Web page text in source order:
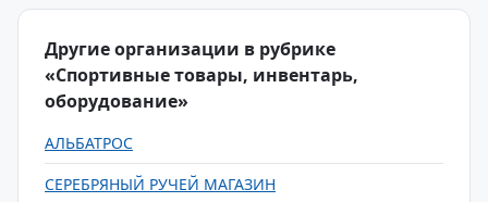
Другие организации в рубрике
«Спортивные товары, инвентарь,
оборудование»
АЛЬБАТРОС
СЕРЕБРЯНЫЙ РУЧЕЙ МАГАЗИН